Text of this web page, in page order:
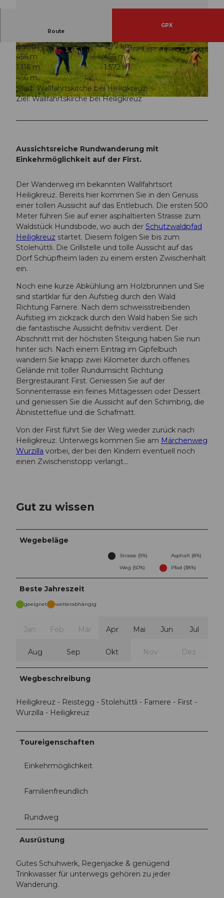
© Beat Brechbühl, UNESCO Biosphäre Entlebuch
© Martin Mägli, UNESCO Biosphäre Entlebuch
© Beat Brechbühl, UNESCO Biosphäre Entlebu
ch
Route
GPX
2:45 h
7,77 km
456 m
456 m
1.116 m
1.572 m
456 m
Start: Wallfahrtskirche bei Heiligkreuz
Ziel: Wallfahrtskirche bei Heiligkreuz
Aussichtsreiche Rundwanderung mit
Einkehrmöglichkeit auf der First.
Der Wanderweg im bekannten Wallfahrtsort
Heiligkreuz. Bereits hier kommen Sie in den Genuss
einer tollen Aussicht auf das Entlebuch. Die ersten 500
Meter führen Sie auf einer asphaltierten Strasse zum
Waldstück Hundsbode, wo auch der Schutzwaldpfad
Heiligkreuz startet. Diesem folgen Sie bis zum
Stolehüttli. Die Grillstelle und tolle Aussicht auf das
Dorf Schüpfheim laden zu einem ersten Zwischenhalt
ein.
Noch eine kurze Abkühlung am Holzbrunnen und Sie
sind startklar für den Aufstieg durch den Wald
Richtung Farnere. Nach dem schweisstreibenden
Aufstieg im zickzack durch den Wald haben Sie sich
die fantastische Aussicht defnitiv verdient. Der
Abschnitt mit der höchsten Steigung haben Sie nun
hinter sich. Nach einem Eintrag im Gipfelbuch
wandern Sie knapp zwei Kilometer durch offenes
Gelände mit toller Rundumsicht Richtung
Bergrestaurant First. Geniessen Sie auf der
Sonnenterrasse ein feines Mittagessen oder Dessert
und geniessen Sie die Aussicht auf den Schimbrig, die
Äbnistetteflue und die Schafmatt.
Von der First führt Sie der Weg wieder zurück nach
Heiligkreuz. Unterwegs kommen Sie am Märchenweg
Wurzilla vorbei, der bei den Kindern eventuell noch
einen Zwischenstopp verlangt...
Gut zu wissen
Wegebeläge
Strasse (5%)
Asphalt (8%)
Weg (50%)
Pfad (38%)
Beste Jahreszeit
geeignet wetterabhängig
Jan Feb Mär Apr Mai Jun Jul
Aug Sep Okt Nov Dez
Wegbeschreibung
Heiligkreuz - Reistegg - Stolehüttli - Farnere - First -
Wurzilla - Heiligkreuz
Toureigenschaften
Einkehrmöglichkeit
Familienfreundlich
Rundweg
Ausrüstung
Gutes Schuhwerk, Regenjacke & genügend
Trinkwasser für unterwegs gehören zu jeder
Wanderung.